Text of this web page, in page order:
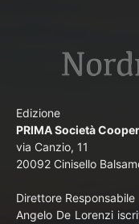
Edizione
PRIMA Società
via Canzio, 11
20092 Cinisello
Direttore Responsabile
Angelo De Lorenzi